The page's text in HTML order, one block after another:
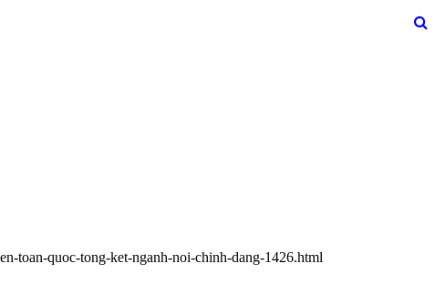
toan-quoc-tong-ket-nganh-noi-chinh-dang-1426.html